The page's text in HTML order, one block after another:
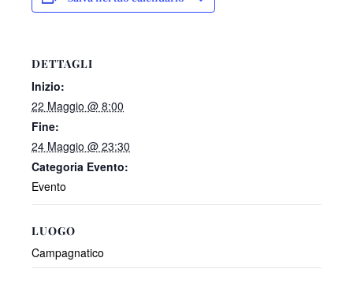
DETTAGLI
Inizio:
22 Maggio @ 8:00
Fine:
24 Maggio @ 23:30
Categoria Evento:
Evento
LUOGO
Campagnatico